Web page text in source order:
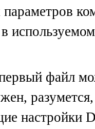
файл
настройки